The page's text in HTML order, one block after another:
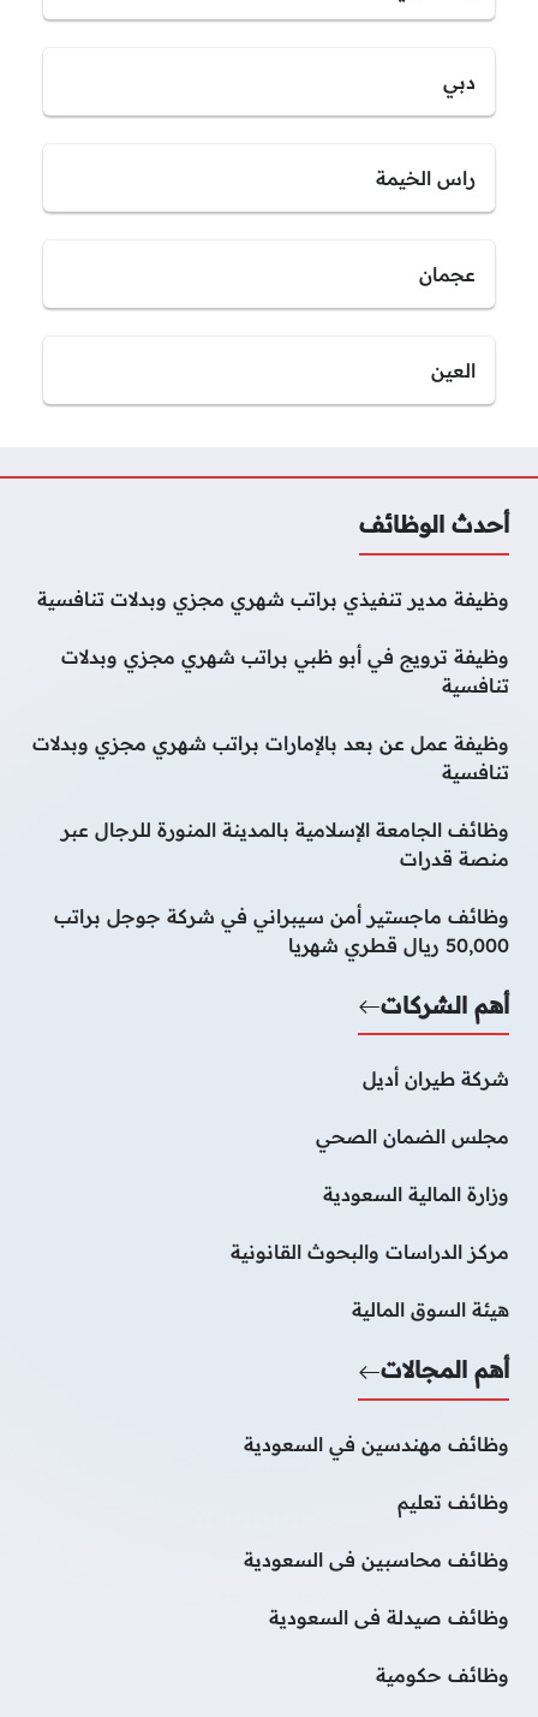
دبي
راس الخيمة
عجمان
العين
أحدث الوظائف
وظيفة مدير تنفيذي براتب شهري مجزي وبدلات تنافسية
وظيفة ترويج في أبو ظبي براتب شهري مجزي وبدلات
تنافسية
وظيفة عمل عن بعد بالإمارات براتب شهري مجزي وبدلات
تنافسية
وظائف الجامعة الإسلامية بالمدينة المنورة للرجال عبر
منصة قدرات
وظائف ماجستير أمن سيبراني في شركة جوجل براتب
50,000 ريال قطري شهريا
أهم الشركات
شركة طيران أديل
مجلس الضمان الصحي
وزارة المالية السعودية
مركز الدراسات والبحوث القانونية
هيئة السوق المالية
أهم المجالات
وظائف مهندسين في السعودية
وظائف تعليم
وظائف محاسبين فى السعودية
وظائف صيدلة فى السعودية
وظائف حكومية